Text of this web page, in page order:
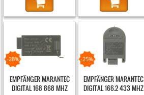
-28%
EMPFÄNGER MARANTEC
DIGITAL 168 868 MHZ
-25%
EMPFÄNGER MARANTEC
DIGITAL 166.2 433 MHZ